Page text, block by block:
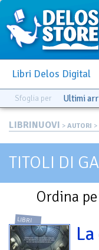
Libri Delos Digital
Sfoglia per Ultimi
LIBRINUOVI > AUTORI
TITOLI DI
Ordina
LIBRI